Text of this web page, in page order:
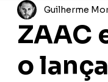
ZAAC
o
Guilherme